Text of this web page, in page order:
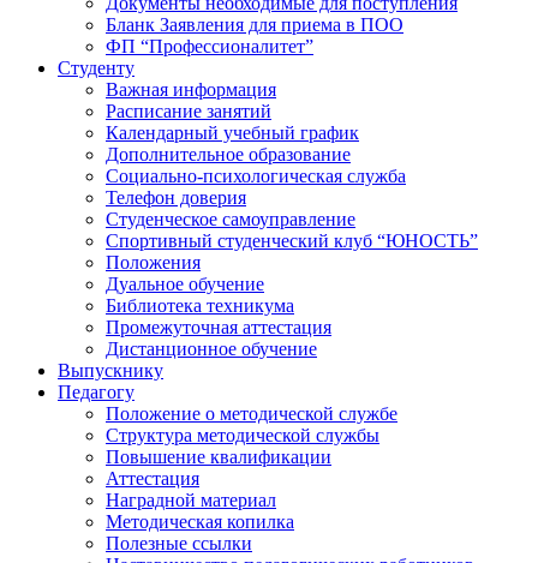
Бланк Заявления для приема в ПОО
ФП “Профессионалитет”
Студенту
Важная информация
Расписание занятий
Календарный учебный график
Дополнительное образование
Социально-психологическая служба
Телефон доверия
Студенческое самоуправление
Спортивный студенческий клуб “ЮНОСТЬ”
Положения
Дуальное обучение
Библиотека техникума
Промежуточная аттестация
Дистанционное обучение
Выпускнику
Педагогу
Положение о методической службе
Структура методической службы
Повышение квалификации
Аттестация
Наградной материал
Методическая копилка
Полезные ссылки